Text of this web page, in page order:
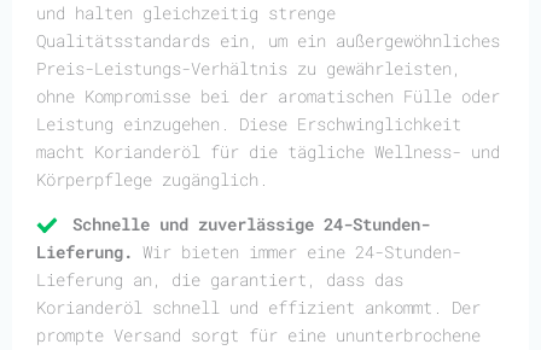
und halten gleichzeitig strenge
Qualitätsstandards ein, um ein außergewöhnliches
Preis-Leistungs-Verhältnis zu gewährleisten,
ohne Kompromisse bei der aromatischen Fülle oder
Leistung einzugehen. Diese Erschwinglichkeit
macht Korianderöl für die tägliche Wellness- und
Körperpflege zugänglich.
Schnelle und zuverlässige 24-Stunden-
Lieferung. Wir bieten immer eine 24-Stunden-
Lieferung an, die garantiert, dass das
Korianderöl schnell und effizient ankommt. Der
prompte Versand sorgt für eine ununterbrochene